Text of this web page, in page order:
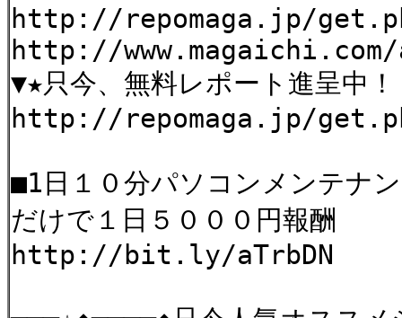
http://repomaga.jp/
http://
▼★只今、無料レポート進呈中！
http://repomaga.jp/
■1日１０分パソコンメンテナ
だけで１日５０００円報酬
http://bit.ly/aTrbDN